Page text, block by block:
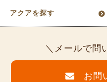
アクアを探す
メールで問
お問